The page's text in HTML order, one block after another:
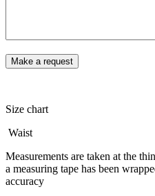
Size chart
Waist
Measurements are taken at the
a measuring tape has been
accuracy